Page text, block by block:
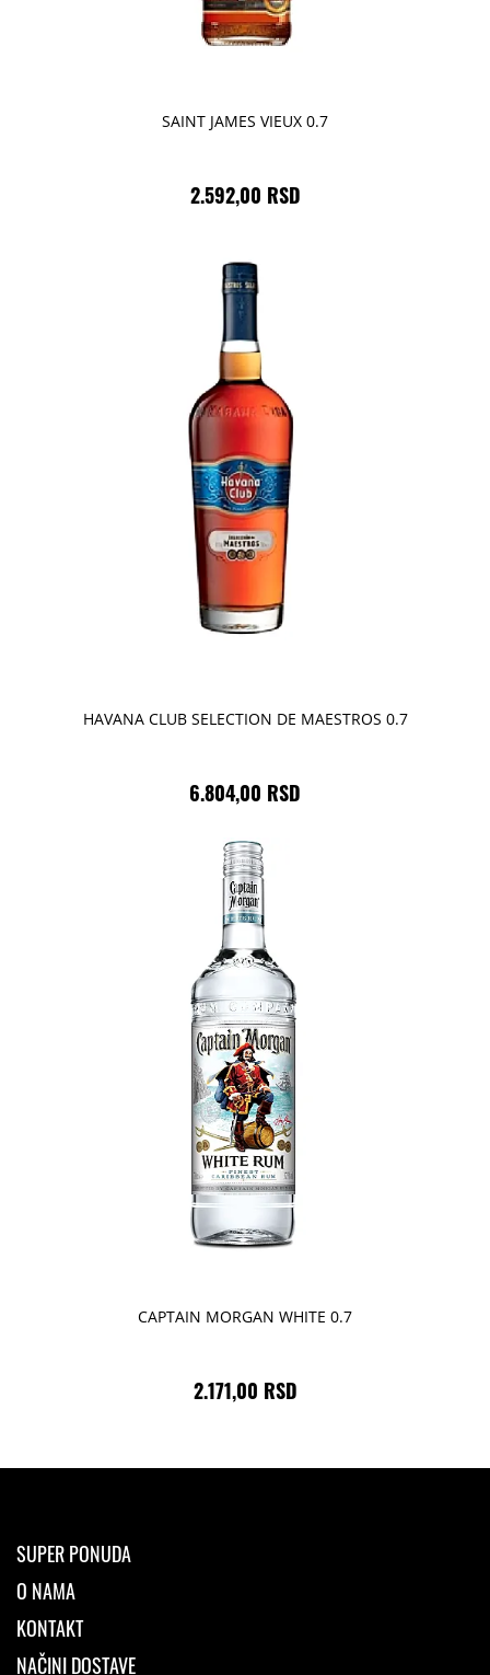
SAINT JAMES VIEUX 0.7
2.592,00 RSD
HAVANA CLUB SELECTION DE MAESTROS 0.7
6.804,00 RSD
CAPTAIN MORGAN WHITE 0.7
2.171,00 RSD
SUPER PONUDA
O NAMA
KONTAKT
NAČINI DOSTAVE